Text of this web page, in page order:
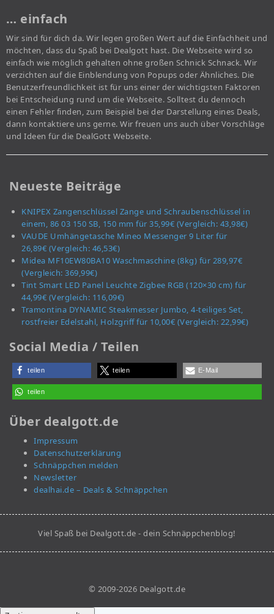
… einfach
Wir sind für dich da. Wir legen großen Wert auf die Einfachheit und
möchten, dass du Spaß bei Dealgott hast. Die Webseite wird so
einfach wie möglich gehalten ohne großen Schnick Schnack. Wir
verzichten auf die Einblendung von Popups oder Ähnliches. Die
Benutzerfreundlichkeit ist für uns einer der wichtigsten Faktoren
bei Entscheidung rund um die Webseite. Solltest du dennoch
einen Fehler finden, zum Beispiel bei der Darstellung eines Deals,
dann kontaktiere uns gerne. Wir freuen uns auch über Vorschläge
und Ideen für die DealGott Webseite.
Neueste Beiträge
KNIPEX Zangenschlüssel Zange und Schraubenschlüssel in
einem, 86 03 150 SB, 150 mm für 35,99€ (Vergleich: 43,98€)
VAUDE Umhängetasche Mineo Messenger 9 Liter für
26,89€ (Vergleich: 46,53€)
Midea MF10EW80BA10 Waschmaschine (8kg) für 289,97€
(Vergleich: 369,99€)
Tint Smart LED Panel Leuchte Zigbee RGB (120×30 cm) für
44,99€ (Vergleich: 116,09€)
Tramontina DYNAMIC Steakmesser Jumbo, 4-teiliges Set,
rostfreier Edelstahl, Holzgriff für 10,00€ (Vergleich: 22,99€)
Social Media / Teilen
teilen teilen E-Mail
teilen
Über dealgott.de
Impressum
Datenschutzerklärung
Schnäppchen melden
Newsletter
dealhai.de – Deals & Schnäppchen
Viel Spaß bei Dealgott.de - dein Schnäppchenblog!
© 2009-2026 Dealgott.de